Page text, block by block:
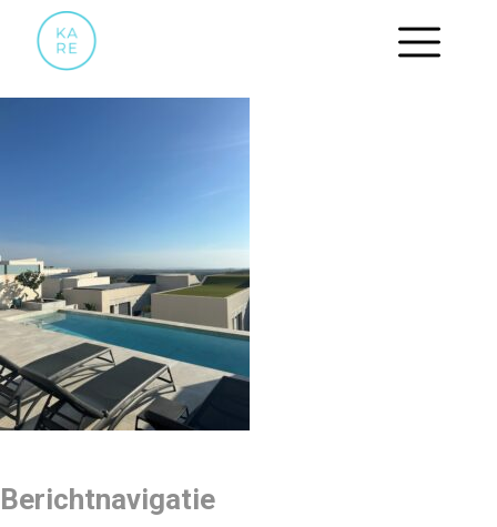
ZWEMBAD.3
Berichtnavigatie